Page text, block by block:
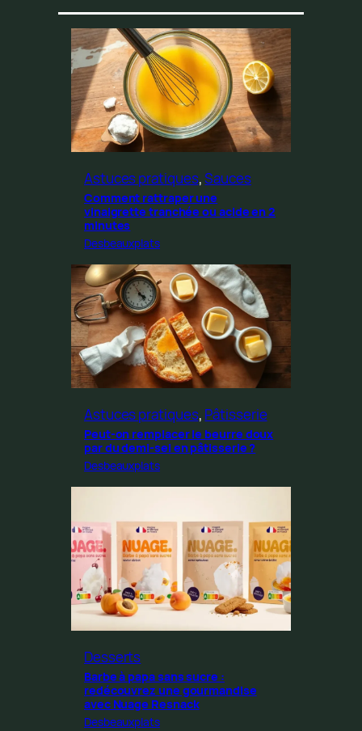
Astuces pratiques, Sauces
Comment rattraper une
vinaigrette tranchée ou acide en 2
minutes
Desbeauxplats
Astuces pratiques, Pâtisserie
Peut-on remplacer le beurre doux
par du demi-sel en pâtisserie ?
Desbeauxplats
Desserts
Barbe à papa sans sucre :
redécouvrez une gourmandise
avec Nuage Resnack
Desbeauxplats